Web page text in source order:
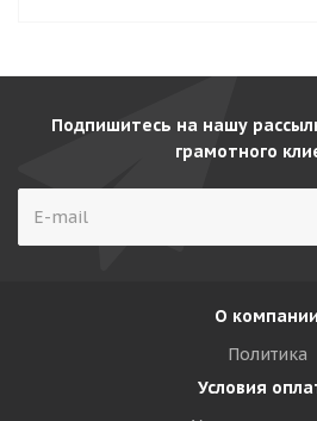
Подпишитесь на нашу
грамотного
О компании
Политика
Условия